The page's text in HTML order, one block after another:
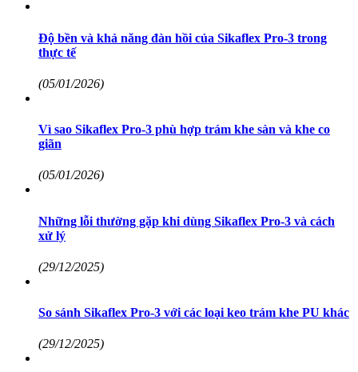
Độ bền và khả năng đàn hồi của Sikaflex Pro-3 trong
thực tế
(05/01/2026)
Vì sao Sikaflex Pro-3 phù hợp trám khe sàn và khe co
giãn
(05/01/2026)
Những lỗi thường gặp khi dùng Sikaflex Pro-3 và cách
xử lý
(29/12/2025)
So sánh Sikaflex Pro-3 với các loại keo trám khe PU khác
(29/12/2025)